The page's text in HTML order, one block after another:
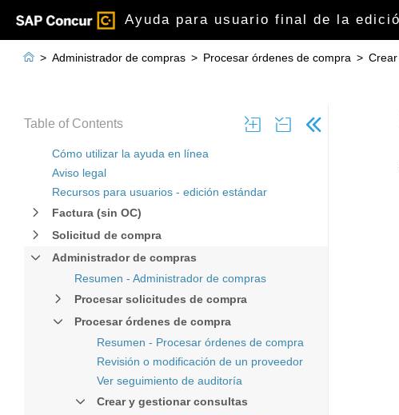
Ayuda para usuario final de la
Table of Contents
Cómo utilizar la ayuda en línea
Aviso legal
Recursos para usuarios - edición estándar
Factura (sin OC)
Solicitud de compra
Administrador de compras
Resumen - Administrador de compras
Procesar solicitudes de compra
Procesar órdenes de compra
Resumen - Procesar órdenes de compra
Revisión o modificación de un proveedor
Ver seguimiento de auditoría
Crear y gestionar consultas
 > Administrador de compras > Procesar órdenes de compra >